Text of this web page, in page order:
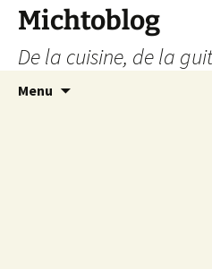
Aller
contenu
Michtoblog
De la cuisine, de la
Menu